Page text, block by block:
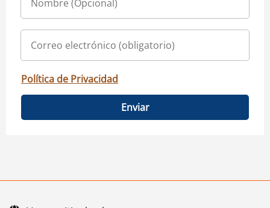
Política de Privacidad
Enviar